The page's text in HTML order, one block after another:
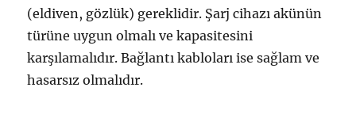
(eldiven, gözlük) gereklidir. Şarj cihazı akünün
türüne uygun olmalı ve kapasitesini
karşılamalıdır. Bağlantı kabloları ise sağlam ve
hasarsız olmalıdır.